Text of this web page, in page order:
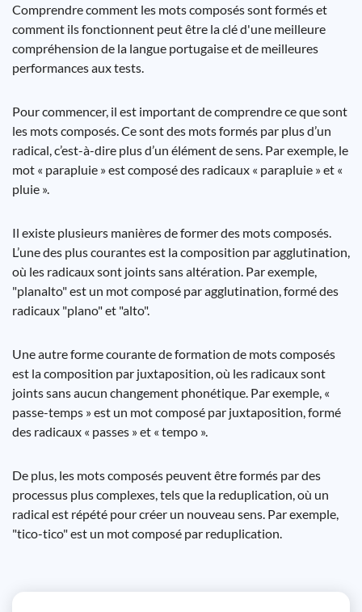
Comprendre comment les mots composés sont formés et
comment ils fonctionnent peut être la clé d'une meilleure
compréhension de la langue portugaise et de meilleures
performances aux tests.
Pour commencer, il est important de comprendre ce que sont
les mots composés. Ce sont des mots formés par plus d’un
radical, c’est-à-dire plus d’un élément de sens. Par exemple, le
mot « parapluie » est composé des radicaux « parapluie » et «
pluie ».
Il existe plusieurs manières de former des mots composés.
L’une des plus courantes est la composition par agglutination,
où les radicaux sont joints sans altération. Par exemple,
"planalto" est un mot composé par agglutination, formé des
radicaux "plano" et "alto".
Une autre forme courante de formation de mots composés
est la composition par juxtaposition, où les radicaux sont
joints sans aucun changement phonétique. Par exemple, «
passe-temps » est un mot composé par juxtaposition, formé
des radicaux « passes » et « tempo ».
De plus, les mots composés peuvent être formés par des
processus plus complexes, tels que la reduplication, où un
radical est répété pour créer un nouveau sens. Par exemple,
"tico-tico" est un mot composé par reduplication.